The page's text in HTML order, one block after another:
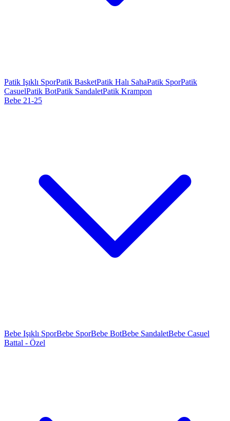
Patik Işıklı SporPatik BasketPatik Halı SahaPatik SporPatik
CasuelPatik BotPatik SandaletPatik Krampon
Bebe 21-25
Bebe Işıklı SporBebe SporBebe BotBebe SandaletBebe Casuel
Battal - Özel